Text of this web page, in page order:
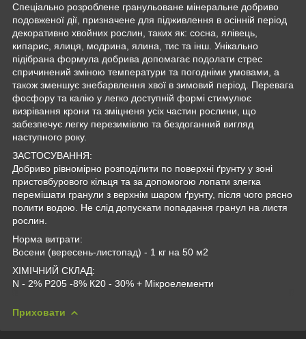
Спеціально розроблене гранульоване мінеральне добриво
подовженої дії, призначене для підживлення в осінній період
декоративно хвойних рослин, таких як: сосна, ялівець,
кипарис, ялиця, модрина, ялина, тис та інш. Унікально
підібрана формула добрива допомагає подолати стрес
спричинений зміною температури та погодніми умовами, а
також зменшує знебарвлення хвої в зимовий період. Перевага
фосфору та калію у легко доступній формі стимулює
визрівання крони та зміцненя усіх частин рослини, що
забезпечує легку перезимівлю та бездоганний вигляд
наступного року.
ЗАСТОСУВАННЯ:
Добриво рівномірно розподілити по поверхні ґрунту у зоні
пристовбурового кільця та за допомогою лопати злегка
перемішати гранули з верхнім шаром ґрунту, після чого рясно
полити водою. Не слід допускати попадання гранул на листя
рослин.
Норма витрати:
Восени (вересень-листопад) - 1 кг на 50 м2
ХІМІЧНИЙ СКЛАД:
N - 2% Р205 -8% К20 - 30% + Мікроелементи
Приховати